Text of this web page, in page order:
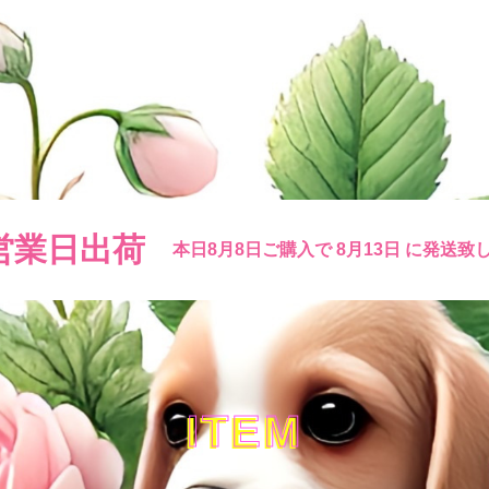
業日出荷 本日 8月8日 ご購入で8月13日 に発送致
ITEM